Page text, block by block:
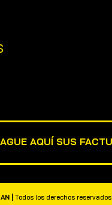
AQUÍ SUS
| Todos los derechos